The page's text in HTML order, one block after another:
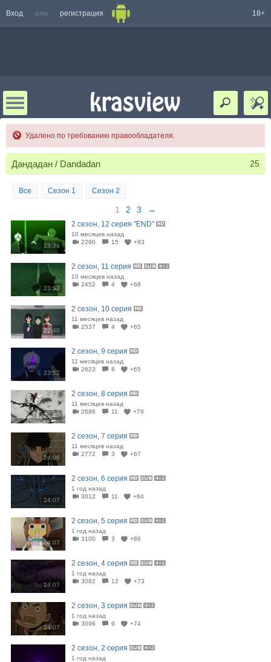
Вход или регистрация 18+
Удалено по требованию правообладателя.
Дандадан / Dandadan 25
Все Сезон 1 Сезон 2
1 2 3 →
23:36
2 сезон, 12 серия "END"
10 месяцев назад
2290
15 +93
23:52
2 сезон, 11 серия
10 месяцев назад
2452
4 +68
22:40
2 сезон, 10 серия
11 месяцев назад
2537
4 +65
23:52
2 сезон, 9 серия
11 месяцев назад
2623
8 +65
22:40
2 сезон, 8 серия
11 месяцев назад
2686
11 +78
24:06
2 сезон, 7 серия
11 месяцев назад
2772
3 +67
24:07
2 сезон, 6 серия
1 год назад
3012
11 +84
24:07
2 сезон, 5 серия
1 год назад
3100
3 +86
24:07
2 сезон, 4 серия
1 год назад
3082
12 +73
24:07
2 сезон, 3 серия
1 год назад
3096
9 +74
2 сезон, 2 серия
1 год назад